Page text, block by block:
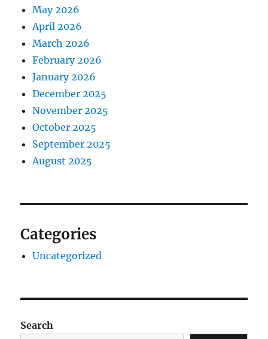
May 2026
April 2026
March 2026
February 2026
January 2026
December 2025
November 2025
October 2025
September 2025
August 2025
Categories
Uncategorized
Search